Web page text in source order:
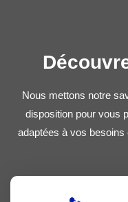
Nous mettons notre
disposition pour vous
adaptées à vos